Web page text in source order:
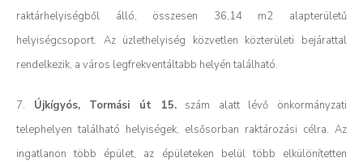
raktárhelyiségből álló, összesen 36,14 m2 alapterületű
helyiségcsoport. Az üzlethelyiség közvetlen közterületi bejárattal
rendelkezik, a város legfrekventáltabb helyén található.
7. Újkígyós, Tormási út 15.szám alatt lévő önkormányzati
telephelyen található helyiségek, elsősorban raktározási célra. Az
ingatlanon több épület, az épületeken belül több elkülönítetten